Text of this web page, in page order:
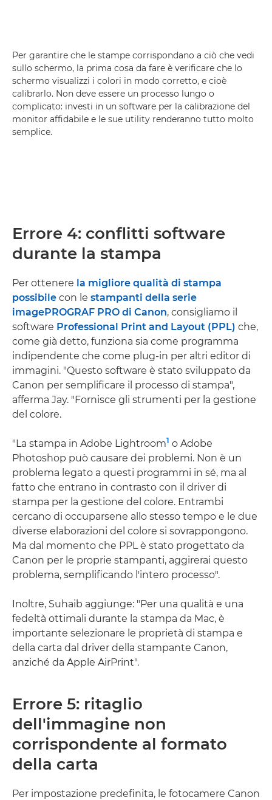
Per garantire che le stampe corrispondano a ciò che vedi
sullo schermo, la prima cosa da fare è verificare che lo
schermo visualizzi i colori in modo corretto, e cioè
calibrarlo. Non deve essere un processo lungo o
complicato: investi in un software per la calibrazione del
monitor affidabile e le sue utility renderanno tutto molto
semplice.
Errore 4: conflitti software
durante la stampa
Per ottenere la migliore qualità di stampa
possibile con le stampanti della serie
imagePROGRAF PRO di Canon, consigliamo il
software Professional Print and Layout (PPL) che,
come già detto, funziona sia come programma
indipendente che come plug-in per altri editor di
immagini. "Questo software è stato sviluppato da
Canon per semplificare il processo di stampa",
afferma Jay. "Fornisce gli strumenti per la gestione
del colore.
"La stampa in Adobe Lightroom1 o Adobe
Photoshop può causare dei problemi. Non è un
problema legato a questi programmi in sé, ma al
fatto che entrano in contrasto con il driver di
stampa per la gestione del colore. Entrambi
cercano di occuparsene allo stesso tempo e le due
diverse elaborazioni del colore si sovrappongono.
Ma dal momento che PPL è stato progettato da
Canon per le proprie stampanti, aggirerai questo
problema, semplificando l'intero processo".
Inoltre, Suhaib aggiunge: "Per una qualità e una
fedeltà ottimali durante la stampa da Mac, è
importante selezionare le proprietà di stampa e
della carta dal driver della stampante Canon,
anziché da Apple AirPrint".
Errore 5: ritaglio
dell'immagine non
corrispondente al formato
della carta
Per impostazione predefinita, le fotocamere Canon